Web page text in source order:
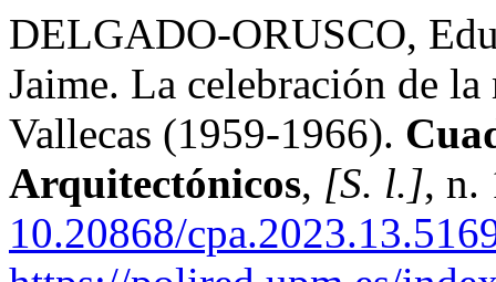
DELGADO-ORUSCO,
Jaime. La celebración de
Vallecas (1959-1966).
Arquitectónicos, [S. l.], n.
10.20868/